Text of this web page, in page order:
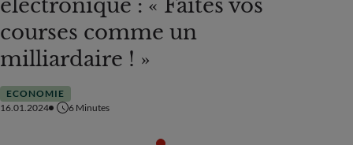
électronique : « Faites vos
courses comme un
milliardaire ! »
ECONOMIE
16.01.2024
6 Minutes